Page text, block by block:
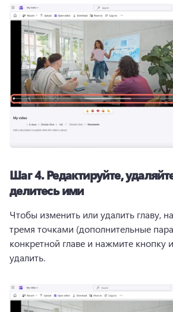
Шаг 4.Редактируйте,
делитесь ими
Чтобы изменить или удалить главу,
тремя точками (дополнительные
конкретной главе и нажмите кнопку
удалить.